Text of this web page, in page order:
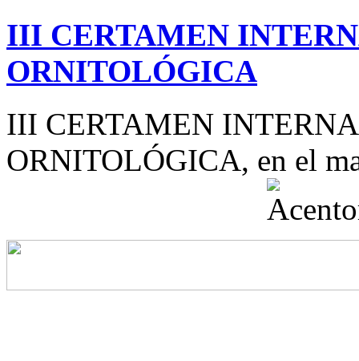
III CERTAMEN
ORNITOLÓGICA
III CERTAMEN
ORNITOLÓGICA, en el